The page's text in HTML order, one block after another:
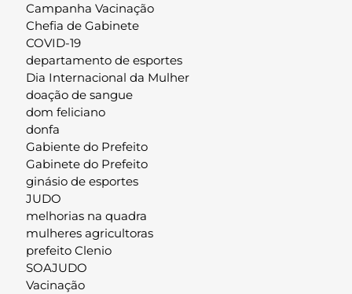
Campanha Vacinação
Chefia de Gabinete
COVID-19
departamento de esportes
Dia Internacional da Mulher
doação de sangue
dom feliciano
donfa
Gabiente do Prefeito
Gabinete do Prefeito
ginásio de esportes
JUDO
melhorias na quadra
mulheres agricultoras
prefeito Clenio
SOAJUDO
Vacinação